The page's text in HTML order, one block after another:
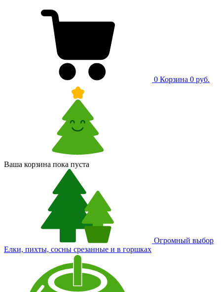
0 Корзина 0 руб.
Ваша корзина пока пуста
Огромный выбор
Елки, пихты, сосны срезанные и в горшках